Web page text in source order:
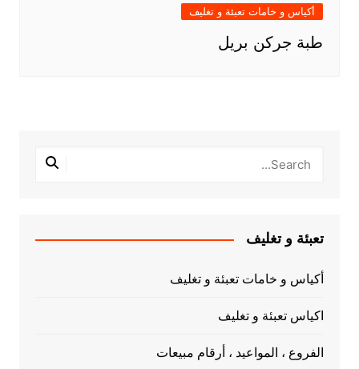
أكياس و خامات تعبئة و تغليف
طبة جركن بريل
تعبئة و تغليف
أكياس و خامات تعبئة و تغليف
اكياس تعبئة و تغليف
الفروع ، المواعيد ، أرقام مبيعات